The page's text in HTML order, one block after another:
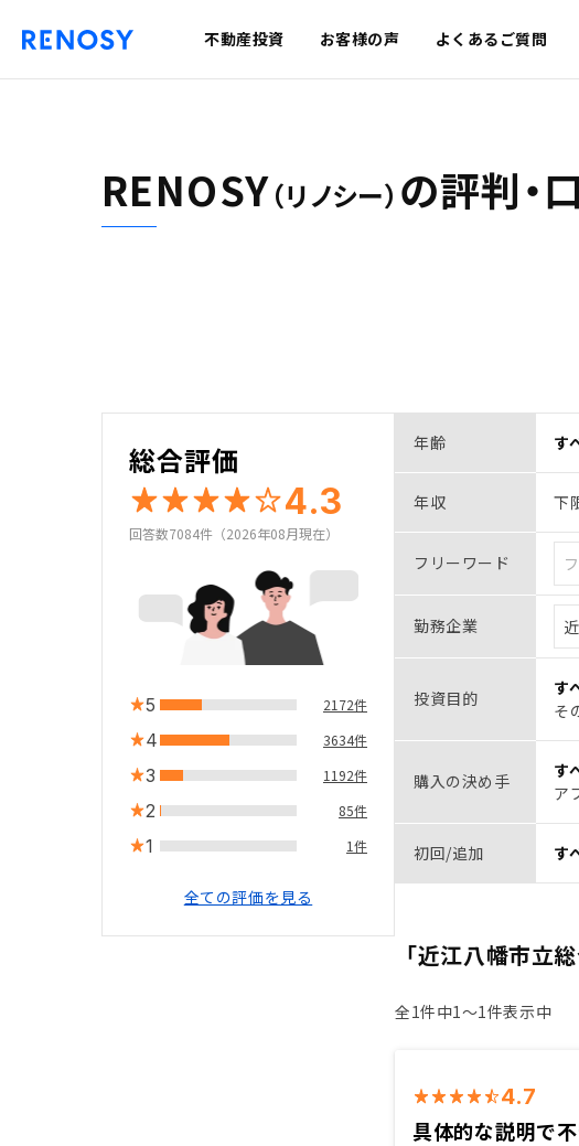
不動産投資 お客様の声 よくあるご質問
RENOSY（リノシー） の評判・
総合評価
4.3
回答数7084件（2026年08月現在）
5 2172件
4 3634件
3 1192件
2 85件
1 1件
全ての評価を見る
年齢 す
年収
フリーワード
勤務企業
投資目的 す
そ
購入の決め手 す
ア
初回/追加 す
「近江八幡市立
全1件中1〜1件表示中
4.7
具体的な説明で